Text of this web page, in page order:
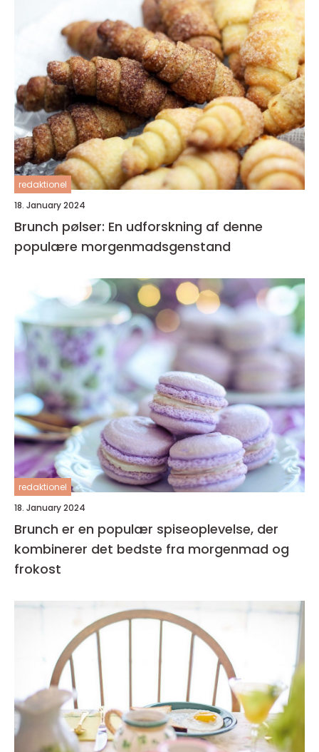
redaktionel
18. January 2024
Brunch pølser: En udforskning af denne
populære morgenmadsgenstand
redaktionel
18. January 2024
Brunch er en populær spiseoplevelse, der
kombinerer det bedste fra morgenmad og
frokost